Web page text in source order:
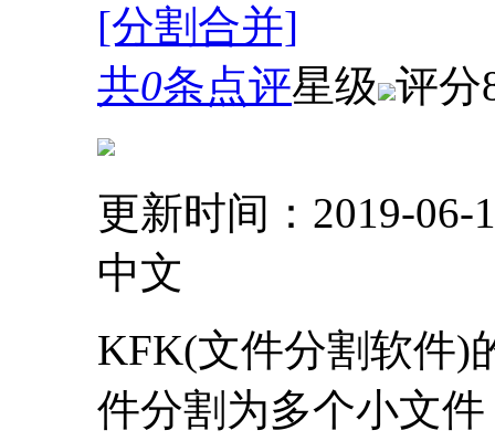
[分割合并]
共0条点评星级 评分
更新时间：2019-06-
中文
KFK(文件分割软件)
件分割为多个小文